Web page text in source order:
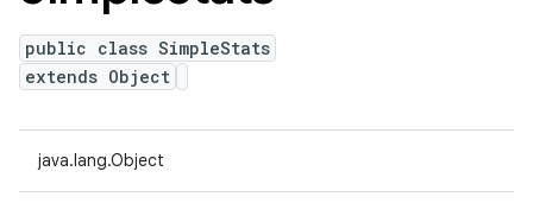
public class SimpleStats
extends Object
java.lang.Object